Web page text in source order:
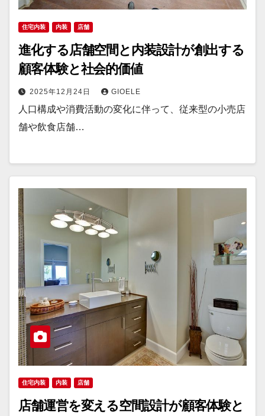
住宅内装 内装 店舗
進化する店舗空間と内装設計が創出する
顧客体験と社会的価値
2025年12月24日 GIOELE
人口構成や消費活動の変化に伴って、従来型の小売店
舗や飲食店舗…
住宅内装 内装 店舗
店舗運営を変える空間設計が顧客体験と